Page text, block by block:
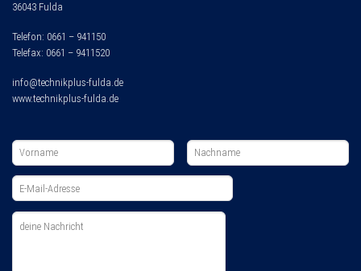
36043 Fulda
Telefon: 0661 – 941150
Telefax: 0661 – 9411520
info@technikplus-fulda.de
www.technikplus-fulda.de